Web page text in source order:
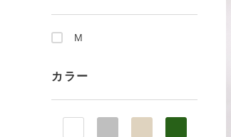
M
カラー